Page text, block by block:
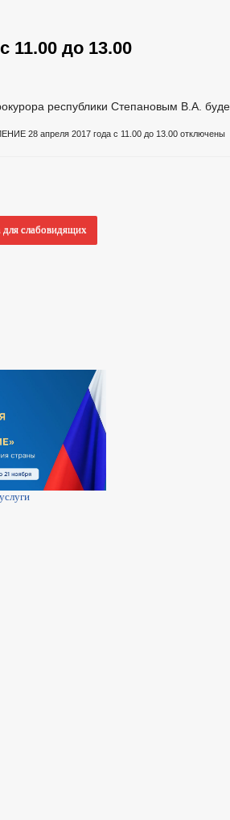
до 13.00
республики Степановым В.А.
28 апреля 2017 года с 11.00 до 13.00 отключены
для слабовидящих